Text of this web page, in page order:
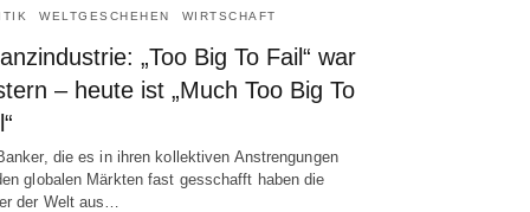
WELTGESCHEHEN WIRTSCHAFT
„Too Big To Fail“ war
– heute ist „Much Too Big To
die es in ihren kollektiven Anstrengungen
globalen Märkten fast gesschafft haben die
der Welt aus…